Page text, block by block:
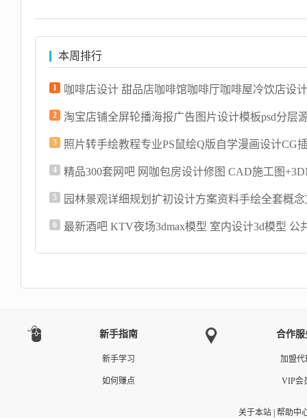
本周排行
1
2
3
4
5
6
新手指南
新手学习
如何赚点
合作服
加盟代
VIP会
关于本站| 帮助中